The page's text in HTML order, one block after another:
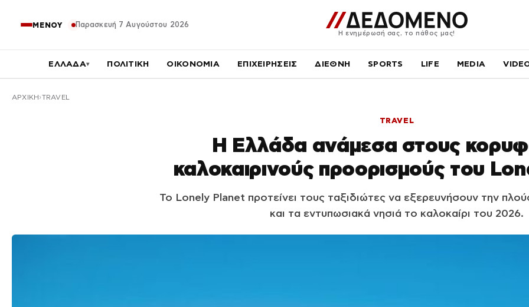
ΜΕΝΟΥ Παρασκευή 7 Αυγούστου 2026
Η ενημέρωσή σας, το πάθος μας!
ΕΛΛΑΔΑ▾ ΠΟΛΙΤΙΚΗ ΟΙΚΟΝΟΜΙΑ ΕΠΙΧΕΙΡΗΣΕΙΣ ΔΙΕΘΝΗ SPORTS LIFE MEDIA
ΑΡΧΙΚΉ TRAVEL
TRAVEL
Η Ελλάδα ανάμεσα στους
καλοκαιρινούς προορισμούς του
Το Lonely Planet προτείνει τους ταξιδιώτες να εξερευνήσουν την
και τα εντυπωσιακά νησιά το καλοκαίρι του 2026.